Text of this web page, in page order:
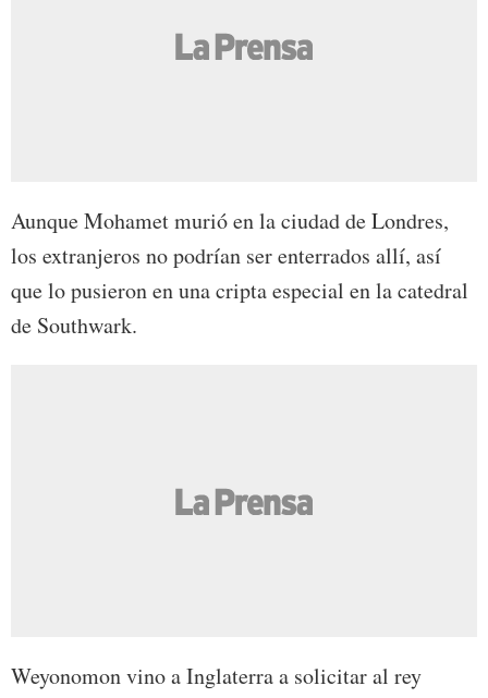
Aunque Mohamet murió en la ciudad de Londres,
los extranjeros no podrían ser enterrados allí, así
que lo pusieron en una cripta especial en la catedral
de Southwark.
Weyonomon vino a Inglaterra a solicitar al rey